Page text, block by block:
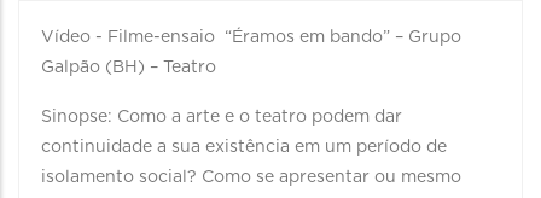
Vídeo - Filme-ensaio “Éramos em bando” – Grupo
Galpão (BH) – Teatro
Sinopse: Como a arte e o teatro podem dar
continuidade a sua existência em um período de
isolamento social? Como se apresentar ou mesmo